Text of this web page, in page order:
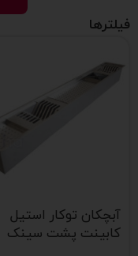
فیلترها
آبچکان توکار استیل
کابینت پشت سینک